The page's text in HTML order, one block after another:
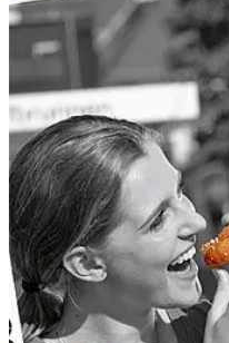
Link zu Xing
Link zu Mail